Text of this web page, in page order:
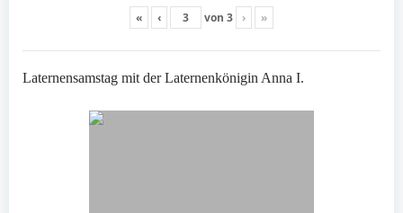
« ‹ von 3 › »
Laternensamstag mit der Laternenkönigin Anna I.